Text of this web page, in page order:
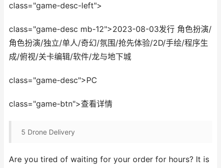
class="game-desc-left">
class="game-desc mb-12">2023-08-03发行 角色扮演/
角色扮演/独立/单人/奇幻/氛围/抢先体验/2D/手绘/程序生
成/俯视/关卡编辑/软件/龙与地下城
class="game-desc">PC
class="game-btn">查看详情
5 Drone Delivery
Are you tired of waiting for your order for hours? It is